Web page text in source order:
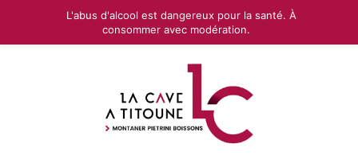
L'abus d'alcool est dangereux pour la santé. À
consommer avec modération.